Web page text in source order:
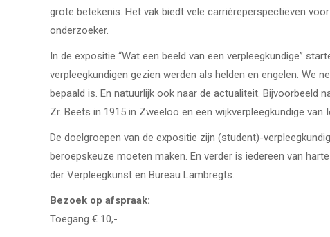
grote betekenis. Het vak biedt vele carrièreperspectieven
onderzoeker.
In de expositie “Wat een beeld van een verpleegkundige”
verpleegkundigen gezien werden als helden en engelen. We
bepaald is. En natuurlijk ook naar de actualiteit. Bijvoorbeeld
Zr. Beets in 1915 in Zweeloo en een wijkverpleegkundige van
De doelgroepen van de expositie zijn (student)-
beroepskeuze moeten maken. En verder is iedereen van
der Verpleegkunst en Bureau Lambregts.
Bezoek op afspraak:
Toegang € 10,-